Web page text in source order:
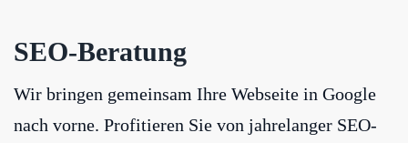
SEO-Beratung
Wir bringen gemeinsam Ihre Webseite in Google
nach vorne. Profitieren Sie von jahrelanger SEO-